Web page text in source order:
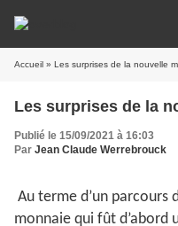
Accueil » Les surprises de la nouvelle
Les surprises de la
Publié le 15/09/2021 à 16:03
Par Jean Claude Werrebrouck
Au terme d’un parcours
monnaie qui fût d’abord